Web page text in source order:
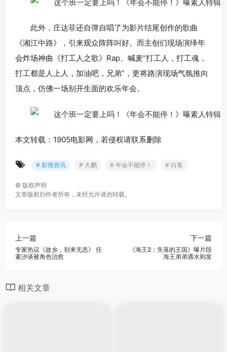
此外，庄达菲还自弹自唱了为影片结尾创作的歌曲
《湘江中路》，引来观众阵阵叫好。而主创们现场演绎年
会炸场神曲《打工人之歌》Rap、喊麦“打工人，打工魂，
打工都是人上人，加油吧，兄弟”，更将路演现场气氛推向
顶点，仿佛一场别开生面的欢乐年会。
本文转载：1905电影网，若侵权请联系删除
# 影视资讯 # 大鹏 # 年会不能停！ # 白客
© 版权声明
文章版权归作者所有，未经允许请勿转载。
上一篇
专家热议《故乡，别来无恙》 任
素汐谈被角色治愈
下一篇
《海王2：失落的王国》曝片段
海王弟弟遇水则发
相关文章